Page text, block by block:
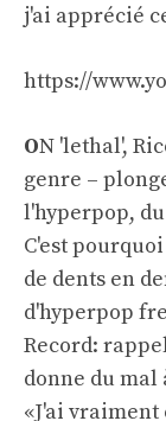
j'ai apprécié
https://
ON 'lethal',
genre –
l'hyperpop,
C'est
de dents en
d'hyperpop
Record:
donne du mal
«J'ai vraiment